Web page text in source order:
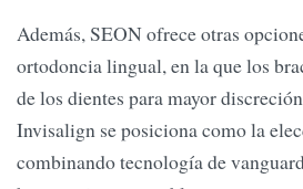
Además, SEON ofrece otras
ortodoncia lingual, en la que los
de los dientes para mayor
Invisalign se posiciona como la
combinando tecnología de